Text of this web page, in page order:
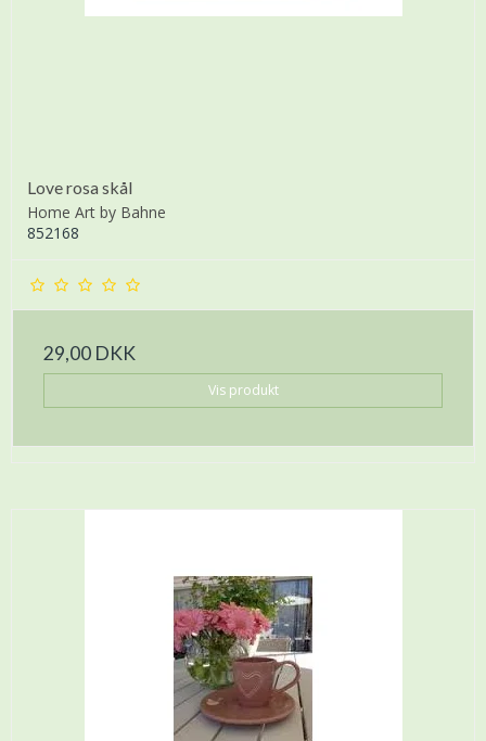
Love rosa skål
Home Art by Bahne
852168
29,00 DKK
Vis produkt